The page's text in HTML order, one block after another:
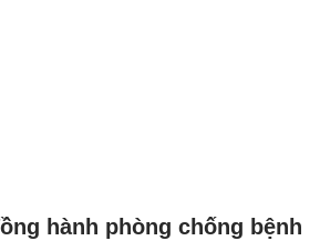
hành phòng chống bệnh